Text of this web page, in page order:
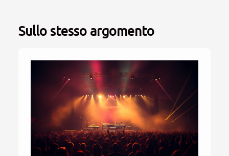
Sullo stesso argomento